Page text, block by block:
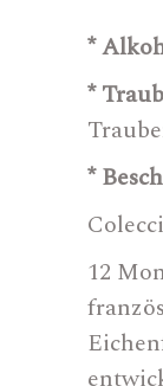
*
*
*
12